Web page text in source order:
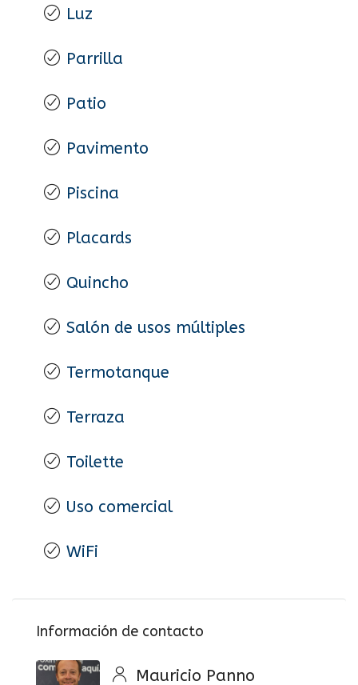
Luz
Parrilla
Patio
Pavimento
Piscina
Placards
Quincho
Salón de usos múltiples
Termotanque
Terraza
Toilette
Uso comercial
WiFi
Información de contacto
Mauricio Panno